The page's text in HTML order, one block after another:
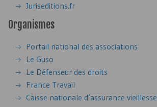
Juriseditions.fr
Organismes
Portail national des associations
Le Guso
Le Défenseur des droits
France Travail
Caisse nationale d’assurance vieillesse